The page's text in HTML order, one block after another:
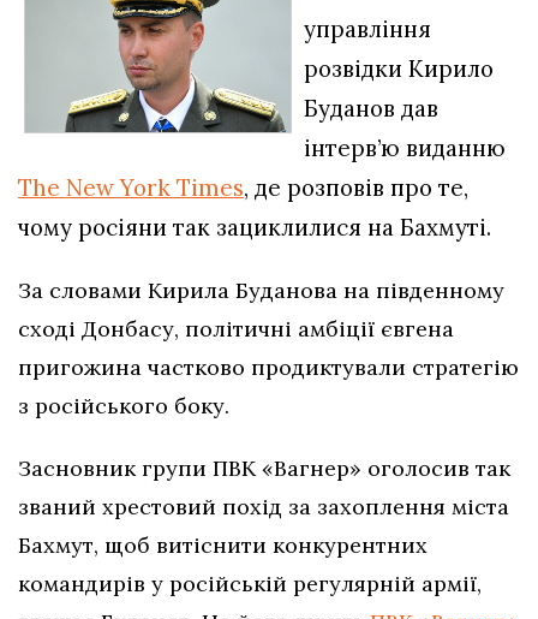
управління
розвідки Кирило
Буданов дав
інтерв’ю виданню
The New York Times, де розповів про те,
чому росіяни так зациклилися на Бахмуті.
За словами Кирила Буданова на південному
сході Донбасу, політичні амбіції євгена
пригожина частково продиктували стратегію
з російського боку.
Засновник групи ПВК «Вагнер» оголосив так
званий хрестовий похід за захоплення міста
Бахмут, щоб витіснити конкурентних
командирів у російській регулярній армії,